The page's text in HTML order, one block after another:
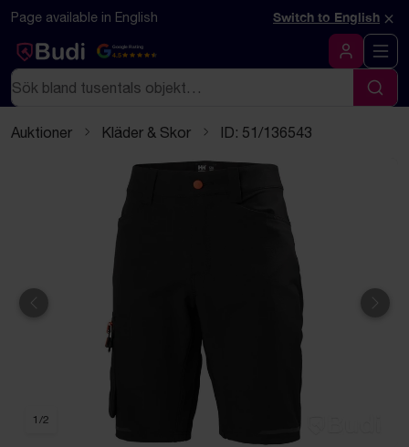
Hoppa till innehåll
Textbaserad (markdown) version av denna sida
Page available in English Switch to English ×
Google Rating
4.5
Logga in
Sök
Sök
Auktioner Kläder & Skor ID: 51/136543
Föregående
1 /2